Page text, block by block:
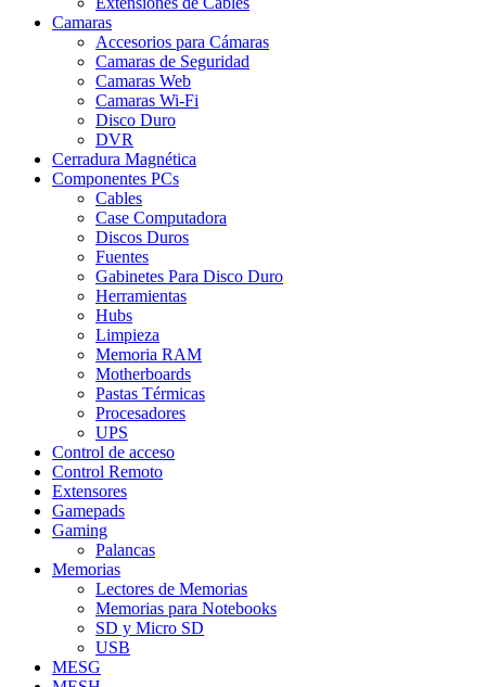
Camaras
Accesorios para Cámaras
Camaras de Seguridad
Camaras Web
Camaras Wi-Fi
Disco Duro
DVR
Cerradura Magnética
Componentes PCs
Cables
Case Computadora
Discos Duros
Fuentes
Gabinetes Para Disco Duro
Herramientas
Hubs
Limpieza
Memoria RAM
Motherboards
Pastas Térmicas
Procesadores
UPS
Control de acceso
Control Remoto
Extensores
Gamepads
Gaming
Palancas
Memorias
Lectores de Memorias
Memorias para Notebooks
SD y Micro SD
USB
MESG